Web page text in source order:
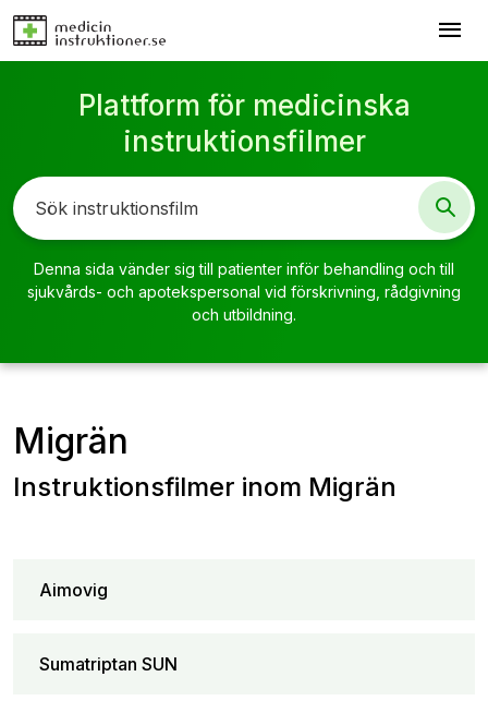
menu
Plattform för medicinska
instruktionsfilmer
Denna sida vänder sig till patienter inför behandling och till
sjukvårds- och apotekspersonal vid förskrivning, rådgivning
och utbildning.
Migrän
Instruktionsfilmer inom Migrän
Aimovig
Sumatriptan SUN